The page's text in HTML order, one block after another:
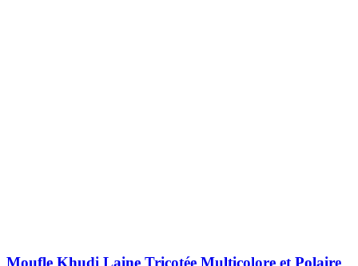
Moufle Khudi Laine Tricotée Multicolore et Polaire